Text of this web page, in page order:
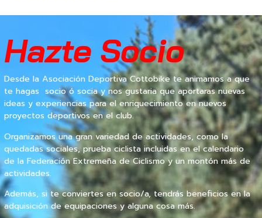
Hazte Socio
Desde la Asociación Deportiva Cottobike te animamos a que
te hagas socio ó socia y nos gustaria que aportaras nuevas
ideas y experiencias para el enriquecimiento en nuevos
proyectos deportivos en el club.
Organizamos una gran variedad de actividades, como la
quedadas sociales, prueba ciclista incluidas en el calendario
de la Federación Extremeña de Ciclismo y un montón más de
actividades.
Además, si te conviertes en socio/a, tendrás beneficios en la
adquisición de equipaciones y alguna cosa más.